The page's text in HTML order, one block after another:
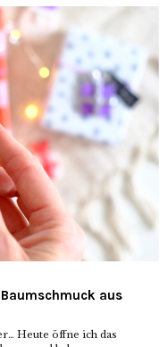
aus
Heute öffne ich das